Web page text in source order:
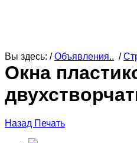
Вы здесь: /Объявления.. /
Окна
Назад Печать